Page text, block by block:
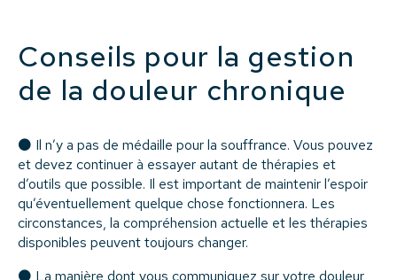
Conseils pour la gestion
de la douleur chronique
⚫ Il n’y a pas de médaille pour la souffrance. Vous pouvez
et devez continuer à essayer autant de thérapies et
d’outils que possible. Il est important de maintenir l’espoir
qu’éventuellement quelque chose fonctionnera. Les
circonstances, la compréhension actuelle et les thérapies
disponibles peuvent toujours changer.
⚫ La manière dont vous communiquez sur votre douleur